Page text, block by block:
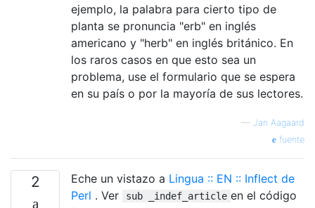
ejemplo, la palabra para cierto tipo de
planta se pronuncia "erb" en inglés
americano y "herb" en inglés británico. En
los raros casos en que esto sea un
problema, use el formulario que se espera
en su país o por la mayoría de sus lectores.
— Jan Aagaard
fuente
2 Eche un vistazo a Lingua :: EN :: Inflect de
Perl . Ver sub _indef_article en el código